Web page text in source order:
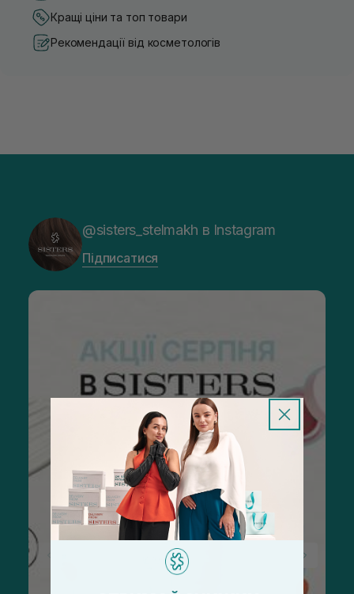
Кращі ціни та топ товари
Рекомендації від косметологів
@sisters_stelmakh в Instagram
Підписатися